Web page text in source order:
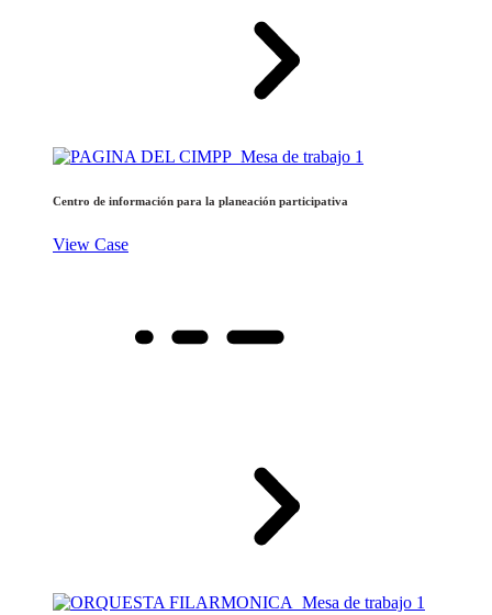
Centro de información para la planeación participativa
View Case